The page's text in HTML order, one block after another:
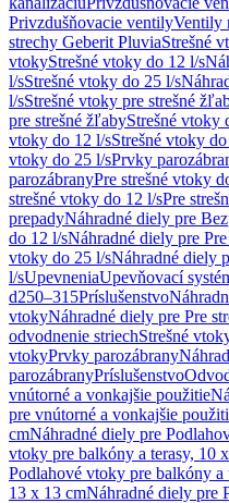
Privzdušňovacie ventilyVentily
strechy Geberit PluviaStrešné
vtokyStrešné vtoky do 12 l/s
l/sStrešné vtoky do 25 l/s
l/sStrešné vtoky pre strešné
pre strešné žľabyStrešné vtoky
vtoky do 12 l/sStrešné vtoky
vtoky do 25 l/sPrvky
parozábranyPre strešné vtoky
strešné vtoky do 12 l/sPre
prepadyNáhradné diely pre
do 12 l/sNáhradné diely pre
vtoky do 25 l/sNáhradné diely
l/sUpevneniaUpevňovací
d250–315Príslušenstvo
vtokyNáhradné diely pre Pre
odvodnenie striechStrešné
vtokyPrvky parozábrany
parozábranyPríslušenstvo
vnútorné a vonkajšie použitie
pre vnútorné a vonkajšie
cmNáhradné diely pre
vtoky pre balkóny a terasy, 10
Podlahové vtoky pre balkóny a
13 x 13 cmNáhradné diely pre